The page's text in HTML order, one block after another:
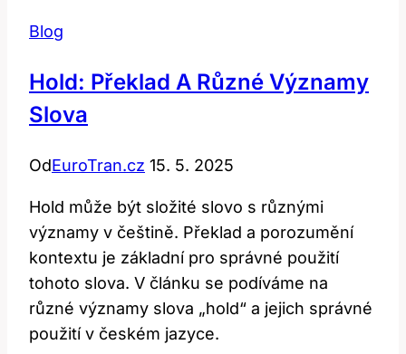
Blog
Hold: Překlad A Různé Významy
Slova
OdEuroTran.cz 15. 5. 2025
Hold může být složité slovo s různými
významy v češtině. Překlad a porozumění
kontextu je základní pro správné použití
tohoto slova. V článku se podíváme na
různé významy slova „hold“ a jejich správné
použití v českém jazyce.